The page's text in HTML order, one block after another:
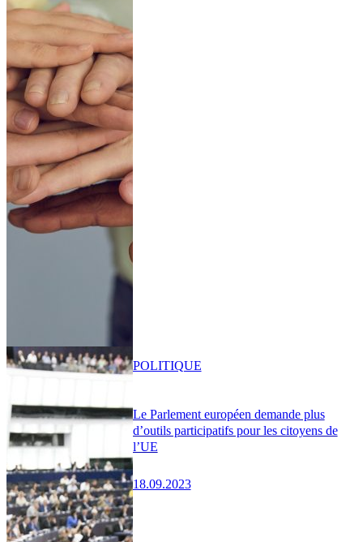
Le Parlement européen demande plus
d’outils participatifs pour les citoyens de
l’UE
18.09.2023
POLITIQUE